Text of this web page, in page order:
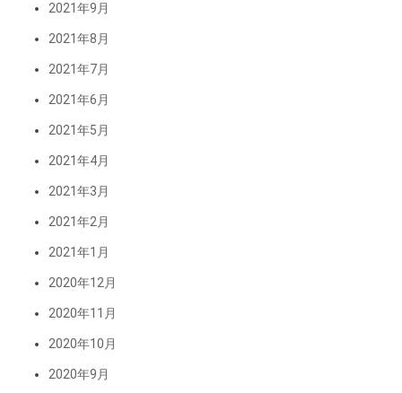
2021年9月
2021年8月
2021年7月
2021年6月
2021年5月
2021年4月
2021年3月
2021年2月
2021年1月
2020年12月
2020年11月
2020年10月
2020年9月